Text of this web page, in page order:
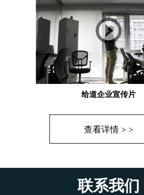
给道企业宣传片
查看详情 > >
联系我们